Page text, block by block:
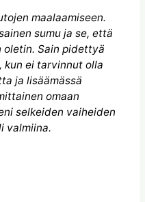
maalaamiseen.
sumu ja se, että
oletin. Sain pidettyä
kun ei tarvinnut olla
ja lisäämässä
omaan
selkeiden vaiheiden
valmiina.